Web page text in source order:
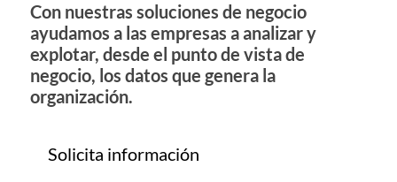
Con nuestras soluciones de negocio
ayudamos a las empresas a analizar y
explotar, desde el punto de vista de
negocio, los datos que genera la
organización.
Solicita información